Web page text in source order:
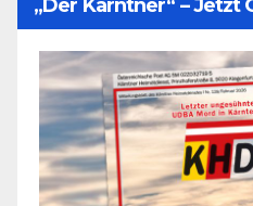
„Der Kärntner“ – Jetzt